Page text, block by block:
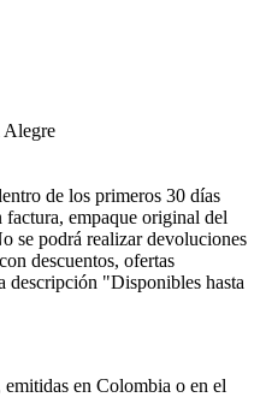
Alegre
de los primeros 30 días
factura, empaque original del
se podrá realizar devoluciones
descuentos, ofertas
descripción "Disponibles hasta
en Colombia o en el